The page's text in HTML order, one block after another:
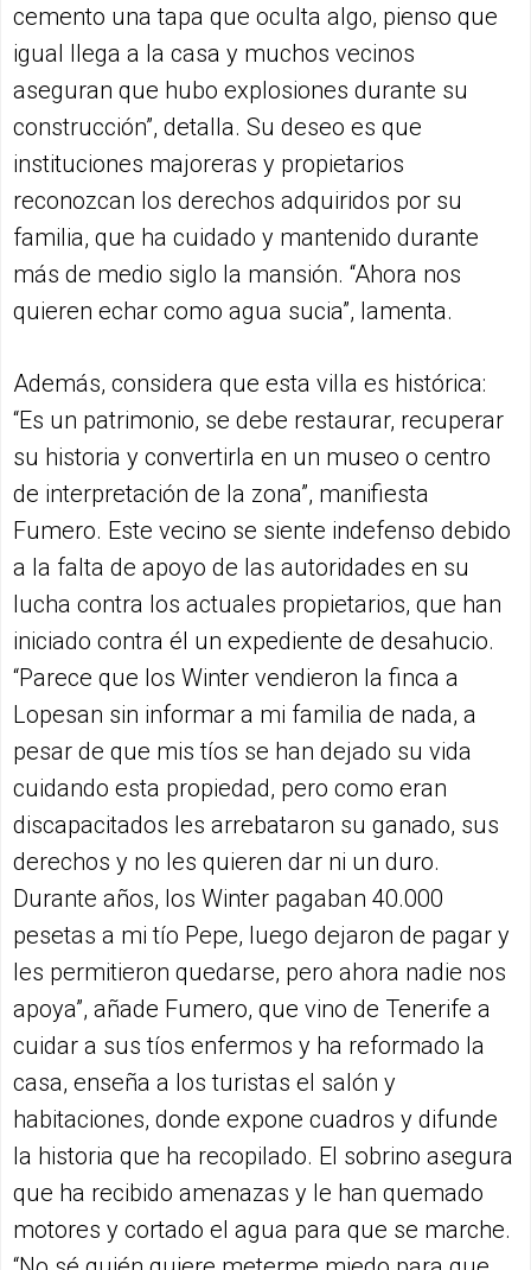
cemento una tapa que oculta algo, pienso que
igual llega a la casa y muchos vecinos
aseguran que hubo explosiones durante su
construcción”, detalla. Su deseo es que
instituciones majoreras y propietarios
reconozcan los derechos adquiridos por su
familia, que ha cuidado y mantenido durante
más de medio siglo la mansión. “Ahora nos
quieren echar como agua sucia”, lamenta.
Además, considera que esta villa es histórica:
“Es un patrimonio, se debe restaurar, recuperar
su historia y convertirla en un museo o centro
de interpretación de la zona”, manifiesta
Fumero. Este vecino se siente indefenso debido
a la falta de apoyo de las autoridades en su
lucha contra los actuales propietarios, que han
iniciado contra él un expediente de desahucio.
“Parece que los Winter vendieron la finca a
Lopesan sin informar a mi familia de nada, a
pesar de que mis tíos se han dejado su vida
cuidando esta propiedad, pero como eran
discapacitados les arrebataron su ganado, sus
derechos y no les quieren dar ni un duro.
Durante años, los Winter pagaban 40.000
pesetas a mi tío Pepe, luego dejaron de pagar y
les permitieron quedarse, pero ahora nadie nos
apoya”, añade Fumero, que vino de Tenerife a
cuidar a sus tíos enfermos y ha reformado la
casa, enseña a los turistas el salón y
habitaciones, donde expone cuadros y difunde
la historia que ha recopilado. El sobrino asegura
que ha recibido amenazas y le han quemado
motores y cortado el agua para que se marche.